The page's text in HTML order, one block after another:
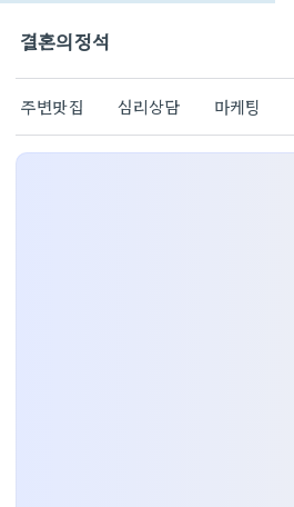
결혼의정석
주변맛집 심리상담 마케팅